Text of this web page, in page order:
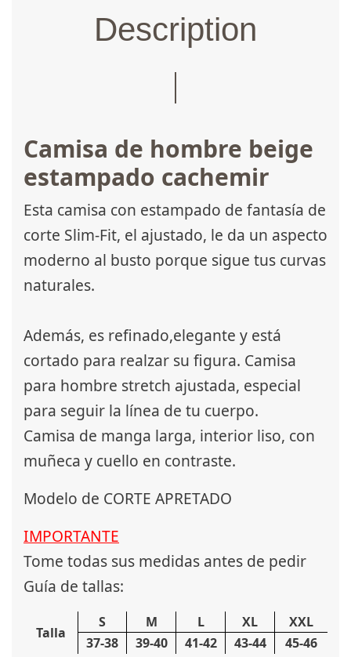
Description
Camisa de hombre beige
estampado cachemir
Esta camisa con estampado de fantasía de
corte Slim-Fit, el ajustado, le da un aspecto
moderno al busto porque sigue tus curvas
naturales.
Además, es refinado,elegante y está
cortado para realzar su figura. Camisa
para hombre stretch ajustada, especial
para seguir la línea de tu cuerpo.
Camisa de manga larga, interior liso, con
muñeca y cuello en contraste.
Modelo de CORTE APRETADO
IMPORTANTE
Tome todas sus medidas antes de pedir
Guía de tallas:
Talla
S M L XL
XXL
37-38
39-40 41-42 43-44 45-46